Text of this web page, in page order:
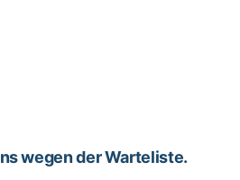
wegen der Warteliste.